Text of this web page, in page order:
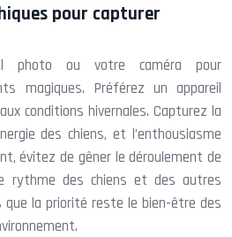
pour capturer
photo ou votre caméra pour
magiques. Préférez un appareil
conditions hivernales. Capturez la
des chiens, et l’enthousiasme
évitez de gêner le déroulement de
rythme des chiens et des autres
que la priorité reste le bien-être des